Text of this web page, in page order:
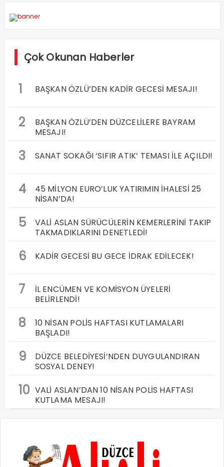
Çok Okunan Haberler
1 BAŞKAN ÖZLÜ’DEN KADİR GECESİ MESAJI!
2
BAŞKAN ÖZLÜ’DEN DÜZCELİLERE BAYRAM
MESAJI!
3 SANAT SOKAĞI ‘SIFIR ATIK’ TEMASI İLE AÇILDI!
4
45 MİLYON EURO’LUK YATIRIMIN İHALESİ 25
NİSAN’DA!
5
VALİ ASLAN SÜRÜCÜLERİN KEMERLERİNİ TAKIP
TAKMADIKLARINI DENETLEDİ!
6 KADİR GECESİ BU GECE İDRAK EDİLECEK!
7
İL ENCÜMEN VE KOMİSYON ÜYELERİ
BELİRLENDİ!
8
10 NİSAN POLİS HAFTASI KUTLAMALARI
BAŞLADI!
9
DÜZCE BELEDİYESİ’NDEN DUYGULANDIRAN
SOSYAL DENEY!
10 VALİ ASLAN’DAN 10 NİSAN POLİS HAFTASI
KUTLAMA MESAJI!